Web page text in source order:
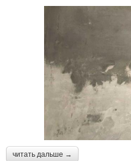
читать дальше →